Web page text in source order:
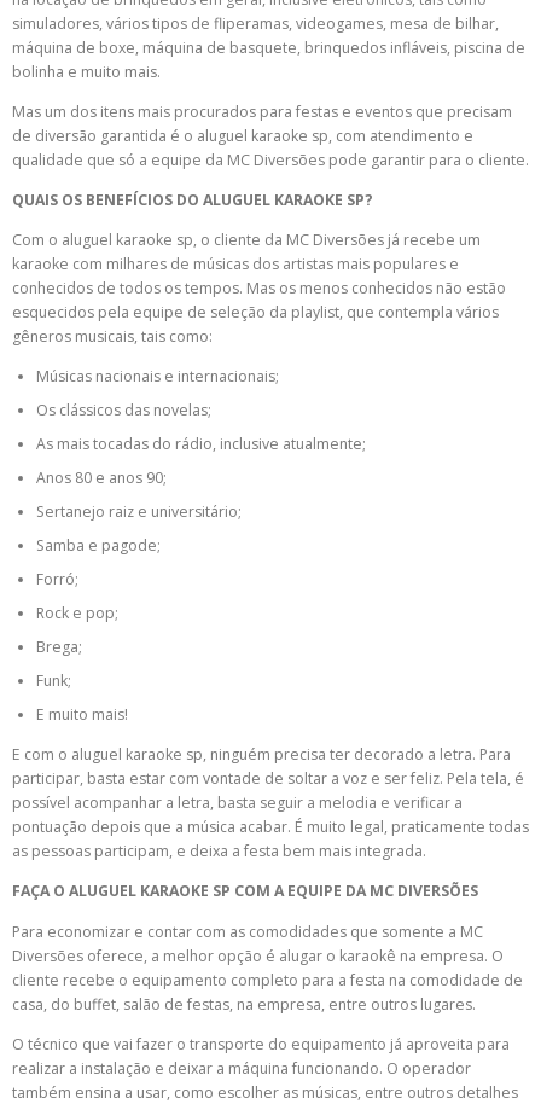
simuladores, vários tipos de fliperamas, videogames, mesa de bilhar,
máquina de boxe, máquina de basquete, brinquedos infláveis, piscina de
bolinha e muito mais.
Mas um dos itens mais procurados para festas e eventos que precisam
de diversão garantida é o aluguel karaoke sp, com atendimento e
qualidade que só a equipe da MC Diversões pode garantir para o cliente.
QUAIS OS BENEFÍCIOS DO ALUGUEL KARAOKE SP?
Com o aluguel karaoke sp, o cliente da MC Diversões já recebe um
karaoke com milhares de músicas dos artistas mais populares e
conhecidos de todos os tempos. Mas os menos conhecidos não estão
esquecidos pela equipe de seleção da playlist, que contempla vários
gêneros musicais, tais como:
Músicas nacionais e internacionais;
Os clássicos das novelas;
As mais tocadas do rádio, inclusive atualmente;
Anos 80 e anos 90;
Sertanejo raiz e universitário;
Samba e pagode;
Forró;
Rock e pop;
Brega;
Funk;
E muito mais!
E com o aluguel karaoke sp, ninguém precisa ter decorado a letra. Para
participar, basta estar com vontade de soltar a voz e ser feliz. Pela tela, é
possível acompanhar a letra, basta seguir a melodia e verificar a
pontuação depois que a música acabar. É muito legal, praticamente todas
as pessoas participam, e deixa a festa bem mais integrada.
FAÇA O ALUGUEL KARAOKE SP COM A EQUIPE DA MC DIVERSÕES
Para economizar e contar com as comodidades que somente a MC
Diversões oferece, a melhor opção é alugar o karaokê na empresa. O
cliente recebe o equipamento completo para a festa na comodidade de
casa, do buffet, salão de festas, na empresa, entre outros lugares.
O técnico que vai fazer o transporte do equipamento já aproveita para
realizar a instalação e deixar a máquina funcionando. O operador
também ensina a usar, como escolher as músicas, entre outros detalhes